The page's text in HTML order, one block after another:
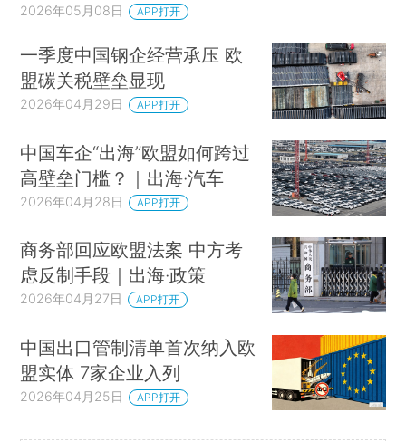
2026年05月08日 APP打开
一季度中国钢企经营承压 欧
盟碳关税壁垒显现
2026年04月29日 APP打开
中国车企“出海”欧盟如何跨过
高壁垒门槛？｜出海·汽车
2026年04月28日 APP打开
商务部回应欧盟法案 中方考
虑反制手段｜出海·政策
2026年04月27日 APP打开
中国出口管制清单首次纳入欧
盟实体 7家企业入列
2026年04月25日 APP打开